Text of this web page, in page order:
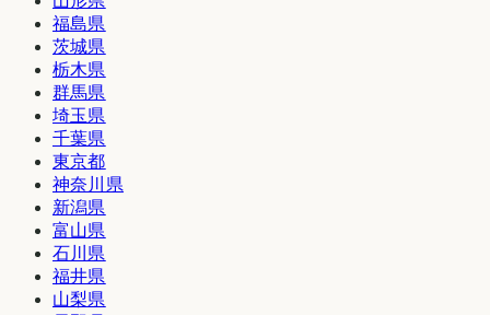
福島県
茨城県
栃木県
群馬県
埼玉県
千葉県
東京都
神奈川県
新潟県
富山県
石川県
福井県
山梨県